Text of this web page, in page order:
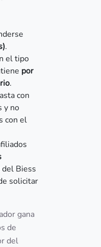
.
el tipo
por
.
con
y no
con el
del Biess
solicitar
gana
de
del